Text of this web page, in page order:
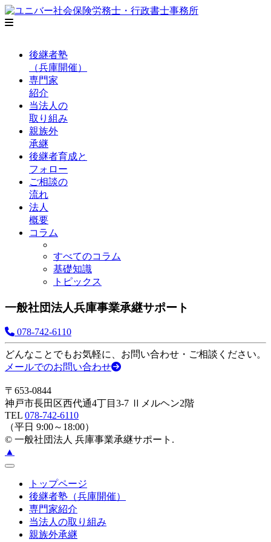
後継者塾
（兵庫開催）
専門家
紹介
当法人の
取り組み
親族外
承継
後継者育成と
フォロー
ご相談の
流れ
法人
概要
コラム
すべてのコラム
基礎知識
トピックス
一般社団法人兵庫事業承継サポート
078-742-6110
どんなことでもお気軽に、お問い合わせ・ご相談ください。
メールでのお問い合わせ
〒653-0844
神戸市長田区西代通4丁目3-7 Ⅱメルヘン2階
TEL 078-742-6110
（平日 9:00～18:00）
© 一般社団法人 兵庫事業承継サポート.
▲
トップページ
後継者塾（兵庫開催）
専門家紹介
当法人の取り組み
親族外承継